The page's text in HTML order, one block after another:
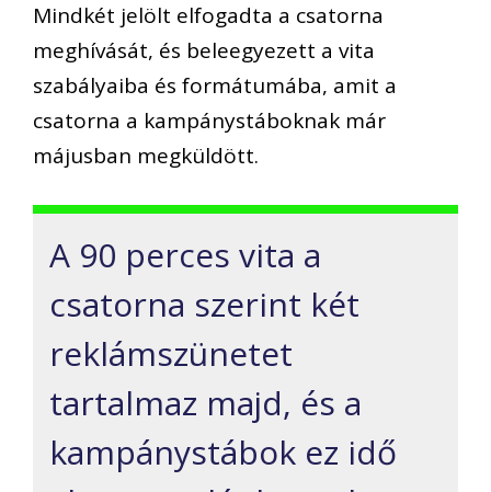
Mindkét jelölt elfogadta a csatorna
meghívását, és beleegyezett a vita
szabályaiba és formátumába, amit a
csatorna a kampánystáboknak már
májusban megküldött.
A 90 perces vita a
csatorna szerint két
reklámszünetet
tartalmaz majd, és a
kampánystábok ez idő